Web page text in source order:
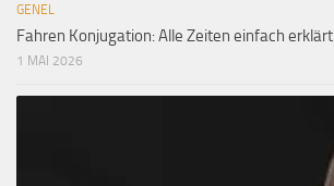
GENEL
Fahren Konjugation: Alle Zeiten einfach erklärt
1 MAI 2026